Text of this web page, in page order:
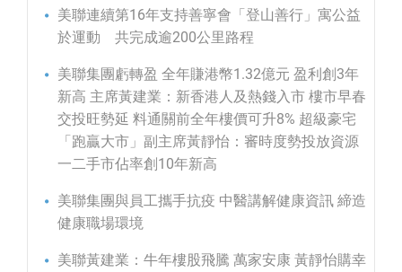
美聯連續第16年支持善寧會「登山善行」寓公益
於運動 共完成逾200公里路程
美聯集團虧轉盈 全年賺港幣1.32億元 盈利創3年
新高 主席黃建業：新香港人及熱錢入市 樓市早春
交投旺勢延 料通關前全年樓價可升8% 超級豪宅
「跑贏大市」副主席黃靜怡：審時度勢投放資源
一二手市佔率創10年新高
美聯集團與員工攜手抗疫 中醫講解健康資訊 締造
健康職場環境
美聯黃建業：牛年樓股飛騰 萬家安康 黃靜怡購幸